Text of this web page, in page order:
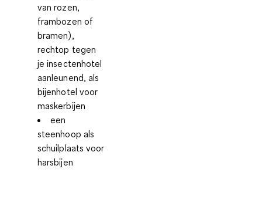
van rozen,
frambozen of
bramen),
rechtop tegen
je insectenhotel
aanleunend, als
bijenhotel voor
maskerbijen
een
steenhoop als
schuilplaats voor
harsbijen